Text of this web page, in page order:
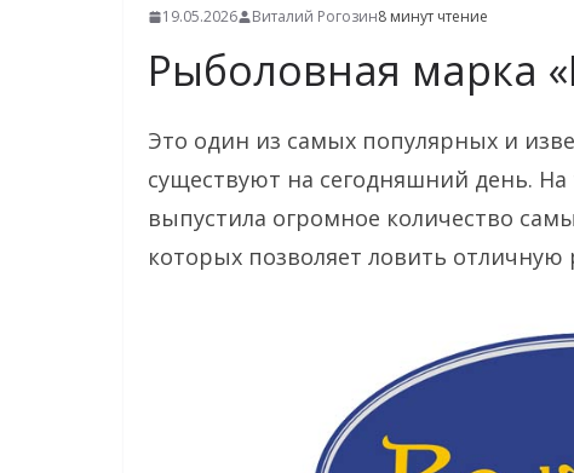
19.05.2026 Виталий Рогозин8 минут чтение
Рыболовная марка
Это один из самых популярных и
существуют на сегодняшний день.
выпустила огромное количество
которых позволяет ловить отличную